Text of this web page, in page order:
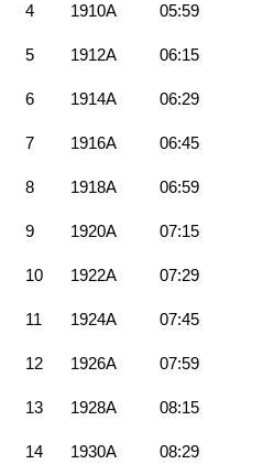
4 1910A 05:59
5 1912A 06:15
6 1914A 06:29
7 1916A 06:45
8 1918A 06:59
9 1920A 07:15
10 1922A 07:29
11 1924A 07:45
12 1926A 07:59
13 1928A 08:15
14 1930A 08:29